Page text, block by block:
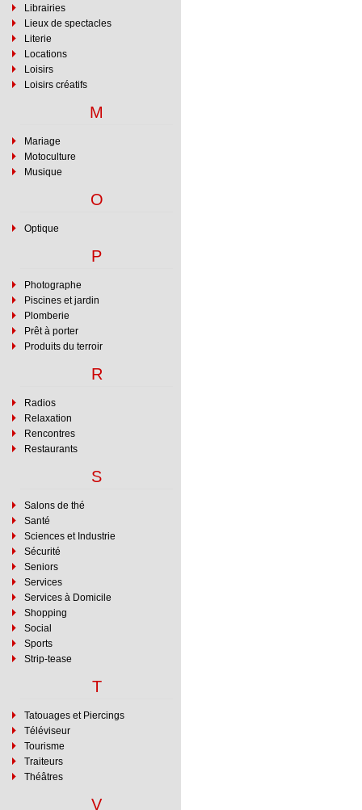
Librairies
Lieux de spectacles
Literie
Locations
Loisirs
Loisirs créatifs
M
Mariage
Motoculture
Musique
O
Optique
P
Photographe
Piscines et jardin
Plomberie
Prêt à porter
Produits du terroir
R
Radios
Relaxation
Rencontres
Restaurants
S
Salons de thé
Santé
Sciences et Industrie
Sécurité
Seniors
Services
Services à Domicile
Shopping
Social
Sports
Strip-tease
T
Tatouages et Piercings
Téléviseur
Tourisme
Traiteurs
Théâtres
V